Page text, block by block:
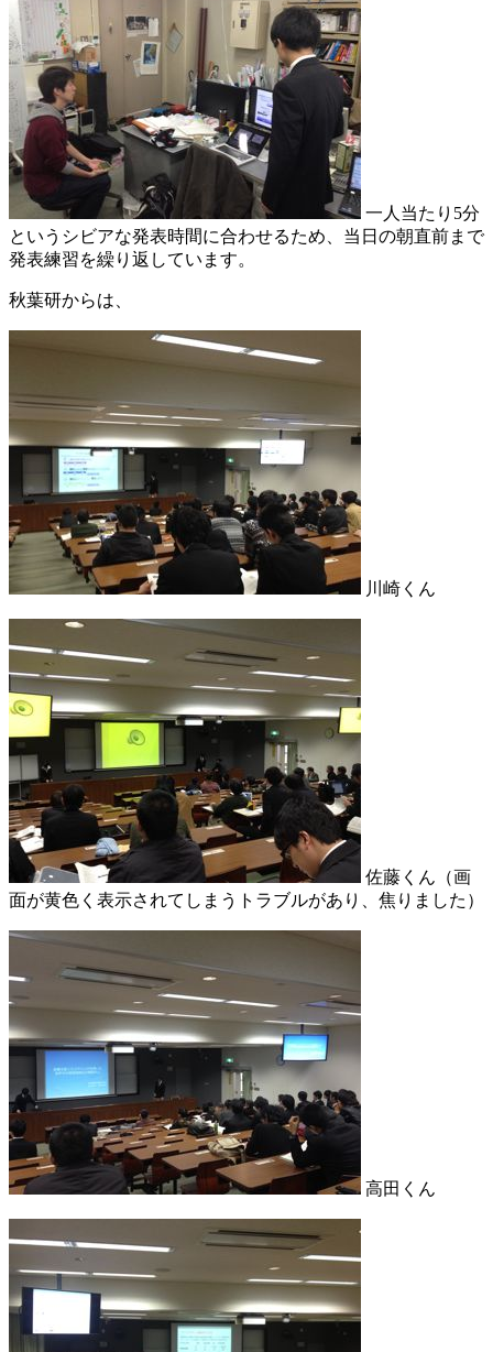
一人当たり5分
というシビアな発表時間に合わせるため、当日の朝直前まで
発表練習を繰り返しています。
秋葉研からは、
川崎くん
佐藤くん（画
面が黄色く表示されてしまうトラブルがあり、焦りました）
高田くん